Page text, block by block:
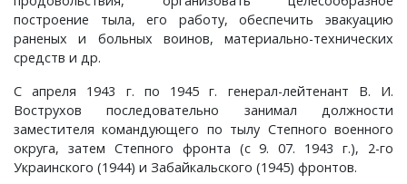
построение тыла, его работу, обеспечить эвакуацию
раненых и больных воинов, материально-технических
средств и др.
С апреля 1943 г. по 1945 г. генерал-лейтенант В. И.
Вострухов последовательно занимал должности
заместителя командующего по тылу Степного военного
округа, затем Степного фронта (с 9. 07. 1943 г.), 2-го
Украинского (1944) и Забайкальского (1945) фронтов.
Краснораменье, деревня
Крутово, деревня
Куницыно, дерервня
Хорятино, деревня
Шушерино, деревня
Эсино, деревня